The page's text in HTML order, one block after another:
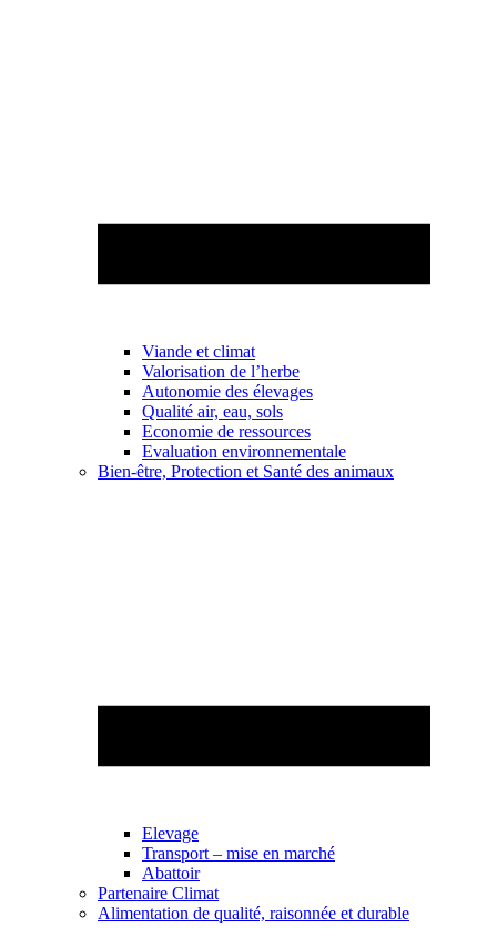
Viande et climat
Valorisation de l’herbe
Autonomie des élevages
Qualité air, eau, sols
Economie de ressources
Evaluation environnementale
Bien-être, Protection et Santé des animaux
Elevage
Transport – mise en marché
Abattoir
Partenaire Climat
Alimentation de qualité, raisonnée et durable